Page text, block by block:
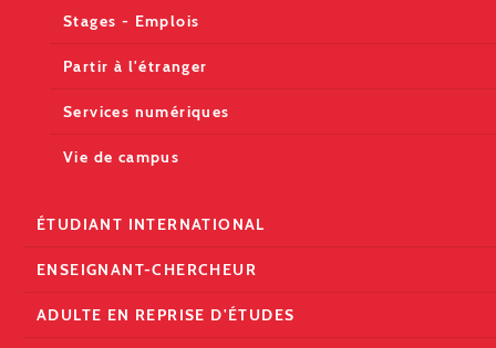
Stages - Emplois
Partir à l'étranger
Services numériques
Vie de campus
ÉTUDIANT INTERNATIONAL
ENSEIGNANT-CHERCHEUR
ADULTE EN REPRISE D'ÉTUDES